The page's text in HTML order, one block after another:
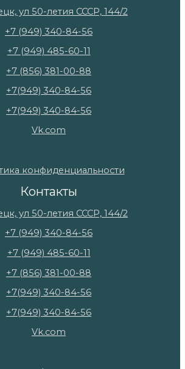
ул 50-летия СССР, 144/2
+7 (949) 340-84-56
+7 (949) 485-60-11
+7 (856) 381-00-88
+7(949) 340-84-56
+7(949) 340-84-56
Vk.com
конфиденциальности
Контакты
ул 50-летия СССР, 144/2
+7 (949) 340-84-56
+7 (949) 485-60-11
+7 (856) 381-00-88
+7(949) 340-84-56
+7(949) 340-84-56
Vk.com